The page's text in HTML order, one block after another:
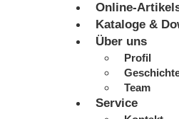
Online-
Kataloge &
Über uns
Profil
Team
Service